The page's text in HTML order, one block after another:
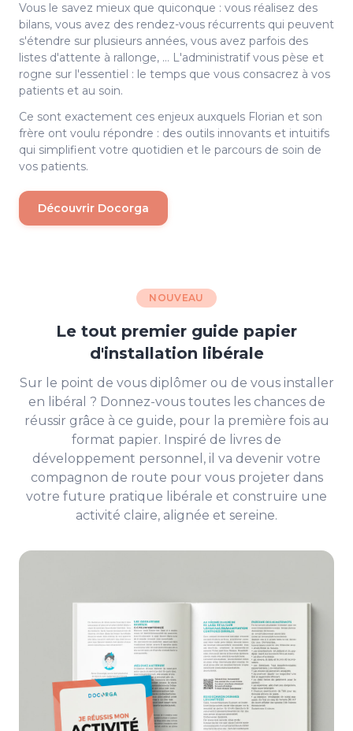
Vous le savez mieux que quiconque : vous réalisez des
bilans, vous avez des rendez-vous récurrents qui peuvent
s'étendre sur plusieurs années, vous avez parfois des
listes d'attente à rallonge, … L'administratif vous pèse et
rogne sur l'essentiel : le temps que vous consacrez à vos
patients et au soin.
Ce sont exactement ces enjeux auxquels Florian et son
frère ont voulu répondre : des outils innovants et intuitifs
qui simplifient votre quotidien et le parcours de soin de
vos patients.
Découvrir Docorga
NOUVEAU
Le tout premier guide papier
d'installation libérale
Sur le point de vous diplômer ou de vous installer
en libéral ? Donnez-vous toutes les chances de
réussir grâce à ce guide, pour la première fois au
format papier. Inspiré de livres de
développement personnel, il va devenir votre
compagnon de route pour vous projeter dans
votre future pratique libérale et construire une
activité claire, alignée et sereine.